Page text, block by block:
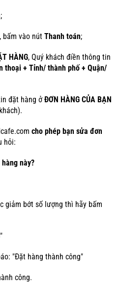
;
, bấm vào nút Thanh toán;
HÀNG, Quý khách điền thông tin
thoại + Tỉnh/ thành phố + Quận/
đặt hàng ởĐƠN HÀNG CỦA BẠN
cho phép bạn sửa đơn
hỏi:
này?
giảm bớt số lượng thì hãy bấm
"
"Đặt hàng thành công"
công.